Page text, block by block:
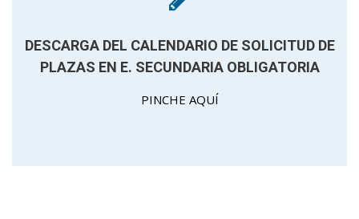
DESCARGA DEL CALENDARIO DE SOLICITUD DE
PLAZAS EN E. SECUNDARIA OBLIGATORIA
PINCHE AQUÍ